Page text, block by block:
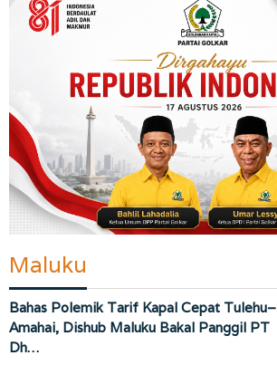
Maluku
Bahas Polemik Tarif Kapal Cepat Tulehu–
Amahai, Dishub Maluku Bakal Panggil PT
Dh…